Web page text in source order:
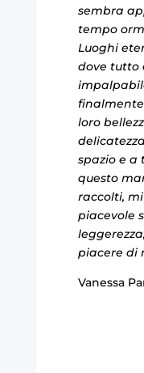
sembra
tempo
Luoghi
dove tutto
loro
spazio e a
questo
raccolti,
piacevole
piacere di
Vanessa